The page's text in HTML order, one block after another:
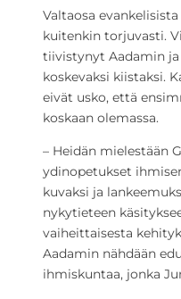
Valtaosa
kuitenkin torjuvasti.
tiivistynyt Aadamin
koskevaksi kiistaksi.
eivät usko, että
koskaan olemassa.
– Heidän mielestään
ydinopetukset
kuvaksi ja
nykytieteen
vaiheittaisesta
Aadamin nähdään
ihmiskuntaa, jonka